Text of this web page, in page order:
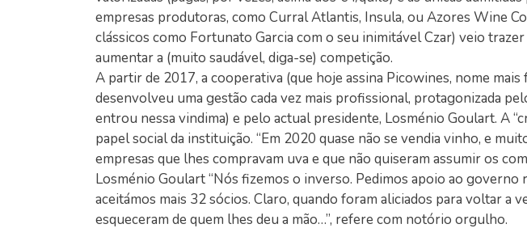
empresas produtoras, como Curral Atlantis, Insula, ou Azores Wine
clássicos como Fortunato Garcia com o seu inimitável Czar) veio
aumentar a (muito saudável, diga-se) competição.
A partir de 2017, a cooperativa (que hoje assina Picowines, nome
desenvolveu uma gestão cada vez mais profissional, protagonizada
entrou nessa vindima) e pelo actual presidente, Losménio Goulart. A
papel social da instituição. “Em 2020 quase não se vendia vinho, e
empresas que lhes compravam uva e que não quiseram assumir os
Losménio Goulart “Nós fizemos o inverso. Pedimos apoio ao governo
aceitámos mais 32 sócios. Claro, quando foram aliciados para voltar a
esqueceram de quem lhes deu a mão…”, refere com notório orgulho.